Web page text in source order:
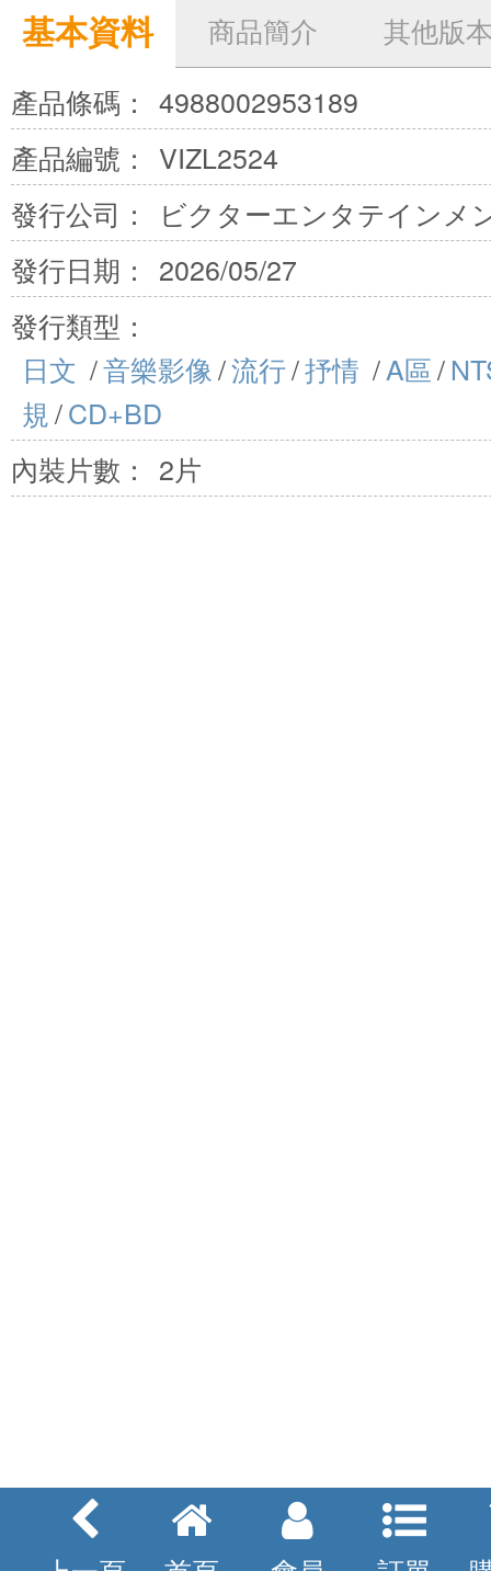
基本資料 商品簡介
其他版
產品條碼： 4988002953189
產品編號：
VIZL2524
發行公司：
ビクターエンタテインメ
發行日期：
2026/05/27
發行類型：
日文 /音樂影像/流行/抒情 /A區/
規/CD+BD
內裝片數：
2片